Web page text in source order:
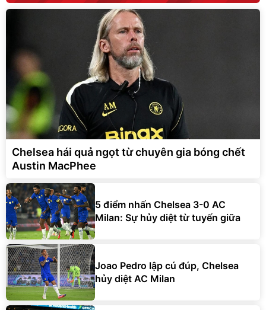
Chelsea hái quả ngọt từ chuyên gia bóng chết
Austin MacPhee
5 điểm nhấn Chelsea 3-0 AC
Milan: Sự hủy diệt từ tuyến giữa
Joao Pedro lập cú đúp, Chelsea
hủy diệt AC Milan